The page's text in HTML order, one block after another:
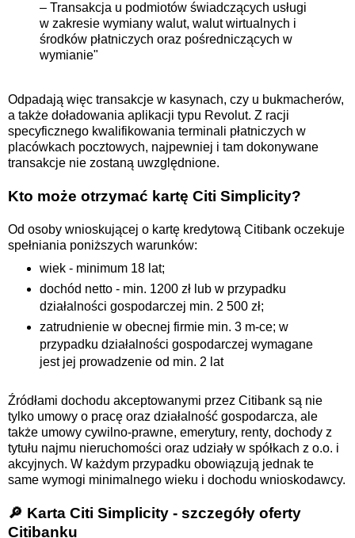
– Transakcja u podmiotów świadczących usługi
w zakresie wymiany walut, walut wirtualnych i
środków płatniczych oraz pośredniczących w
wymianie"
Odpadają więc transakcje w kasynach, czy u bukmacherów,
a także doładowania aplikacji typu Revolut. Z racji
specyficznego kwalifikowania terminali płatniczych w
placówkach pocztowych, najpewniej i tam dokonywane
transakcje nie zostaną uwzględnione.
Kto może otrzymać kartę Citi Simplicity?
Od osoby wnioskującej o kartę kredytową Citibank oczekuje
spełniania poniższych warunków:
wiek - minimum 18 lat;
dochód netto - min. 1200 zł lub w przypadku
działalności gospodarczej min. 2 500 zł;
zatrudnienie w obecnej firmie min. 3 m-ce; w
przypadku działalności gospodarczej wymagane
jest jej prowadzenie od min. 2 lat
Źródłami dochodu akceptowanymi przez Citibank są nie
tylko umowy o pracę oraz działalność gospodarcza, ale
także umowy cywilno-prawne, emerytury, renty, dochody z
tytułu najmu nieruchomości oraz udziały w spółkach z o.o. i
akcyjnych. W każdym przypadku obowiązują jednak te
same wymogi minimalnego wieku i dochodu wnioskodawcy.
🔎 Karta Citi Simplicity - szczegóły oferty
Citibanku